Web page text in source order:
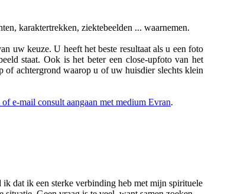
karaktertrekken, ziektebeelden ... waarnemen.
uw keuze. U heeft het beste resultaat als u een foto
staat. Ook is het beter een close-upfoto van het
of achtergrond waarop u of uw huisdier slechts klein
e-mail consult aangaan met medium Evran.
dat ik een sterke verbinding heb met mijn spirituele